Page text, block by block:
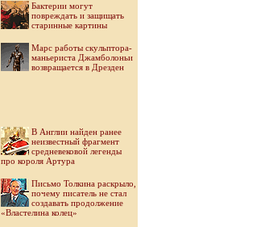
Бактерии могут
повреждать и защищать
старинные картины
Марс работы скульптора-
маньериста Джамболоньи
возвращается в Дрезден
В Англии найден ранее
неизвестный фрагмент
средневековой легенды
про короля Артура
Письмо Толкина раскрыло,
почему писатель не стал
создавать продолжение
«Властелина колец»